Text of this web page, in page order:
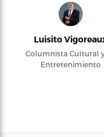
Luisito
Columnista Cultural
Entretenimiento